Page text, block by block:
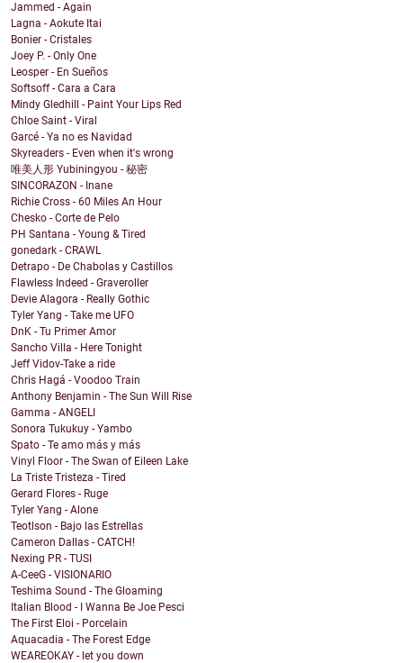
Jammed - Again
Lagna - Aokute Itai
Bonier - Cristales
Joey P. - Only One
Leosper - En Sueños
Softsoff - Cara a Cara
Mindy Gledhill - Paint Your Lips Red
Chloe Saint - Viral
Garcé - Ya no es Navidad
Skyreaders - Even when it's wrong
唯美人形 Yubiningyou - 秘密
SINCORAZON - Inane
Richie Cross - 60 Miles An Hour
Chesko - Corte de Pelo
PH Santana - Young & Tired
gonedark - CRAWL
Detrapo - De Chabolas y Castillos
Flawless Indeed - Graveroller
Devie Alagora - Really Gothic
Tyler Yang - Take me UFO
DnK - Tu Primer Amor
Sancho Villa - Here Tonight
Jeff Vidov-Take a ride
Chris Hagá - Voodoo Train
Anthony Benjamin - The Sun Will Rise
Gamma - ANGELI
Sonora Tukukuy - Yambo
Spato - Te amo más y más
Vinyl Floor - The Swan of Eileen Lake
La Triste Tristeza - Tired
Gerard Flores - Ruge
Tyler Yang - Alone
Teotlson - Bajo las Estrellas
Cameron Dallas - CATCH!
Nexing PR - TUSI
A-CeeG - VISIONARIO
Teshima Sound - The Gloaming
Italian Blood - I Wanna Be Joe Pesci
The First Eloi - Porcelain
Aquacadia - The Forest Edge
WEAREOKAY - let you down